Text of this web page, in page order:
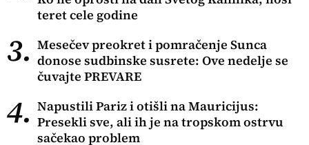
teret cele godine
3. Mesečev preokret i pomračenje Sunca
donose sudbinske susrete: Ove nedelje se
čuvajte PREVARE
4. Napustili Pariz i otišli na Mauricijus:
Presekli sve, ali ih je na tropskom ostrvu
sačekao problem